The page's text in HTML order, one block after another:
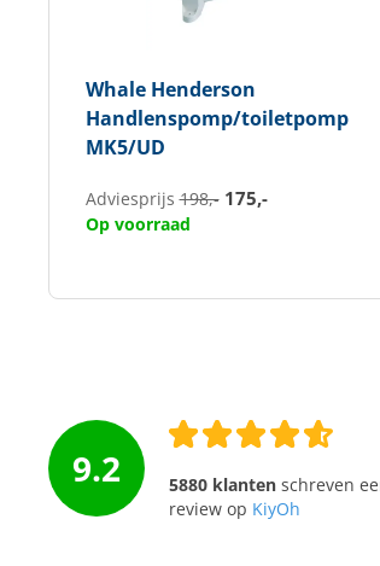
WhaleHenderson
Handlenspomp/toiletpomp
MK5/UD
Adviesprijs198,- 175,-
Op voorraad
9.2 5880 klantenschreven
review op KiyOh